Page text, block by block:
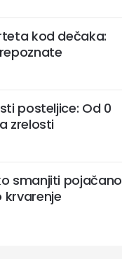
kod dečaka:
posteljice: Od 0
zrelosti
smanjiti pojačano
krvarenje